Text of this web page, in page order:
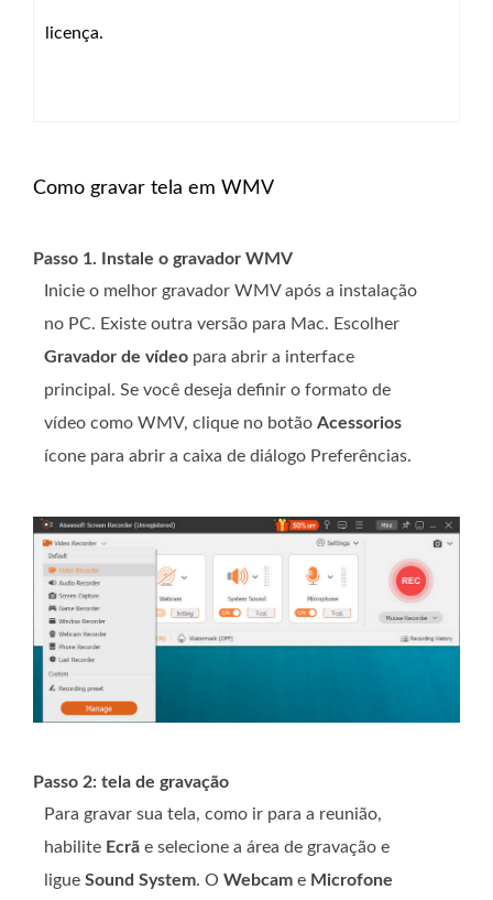
licença.
Como gravar tela em WMV
Passo 1. Instale o gravador WMV
Inicie o melhor gravador WMV após a instalação
no PC. Existe outra versão para Mac. Escolher
Gravador de vídeo para abrir a interface
principal. Se você deseja definir o formato de
vídeo como WMV, clique no botão Acessorios
ícone para abrir a caixa de diálogo Preferências.
Passo 2: tela de gravação
Para gravar sua tela, como ir para a reunião,
habilite Ecrã e selecione a área de gravação e
ligue Sound System. O Webcam e Microfone